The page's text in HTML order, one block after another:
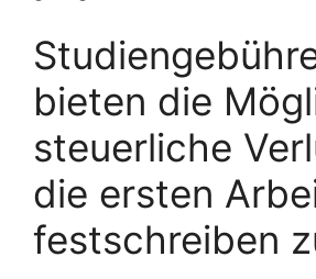
bieten die
steuerliche
die ersten
festschreiben